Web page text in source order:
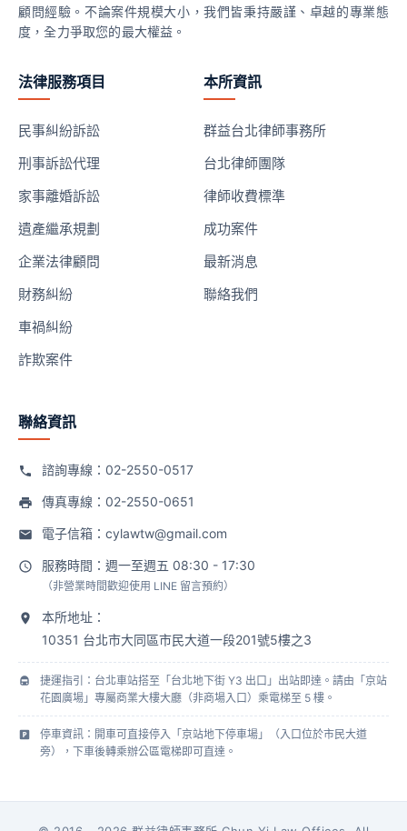
顧問經驗。不論案件規模大小，我們皆秉持嚴謹、卓越的專業態
度，全力爭取您的最大權益。
法律服務項目
民事糾紛訴訟
刑事訴訟代理
家事離婚訴訟
遺產繼承規劃
企業法律顧問
財務糾紛
車禍糾紛
詐欺案件
本所資訊
群益台北律師事務所
台北律師團隊
律師收費標準
成功案件
最新消息
聯絡我們
聯絡資訊
諮詢專線： 02-2550-0517
傳真專線：02-2550-0651
電子信箱： cylawtw@gmail.com
服務時間：週一至週五 08:30 - 17:30
（非營業時間歡迎使用 LINE 留言預約）
本所地址：
10351 台北市大同區市民大道一段201號5樓之3
捷運指引：台北車站搭至「台北地下街 Y3 出口」出站即達。請由「京站
花園廣場」專屬商業大樓大廳（非商場入口）乘電梯至 5 樓。
停車資訊：開車可直接停入「京站地下停車場」（入口位於市民大道
旁），下車後轉乘辦公區電梯即可直達。